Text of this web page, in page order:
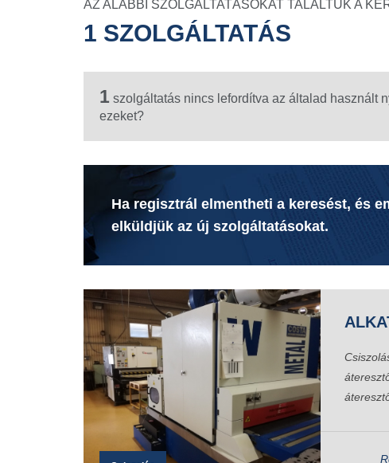
AZ ALÁBBI SZOLGÁLTATÁSOKAT TALÁLTUK A
1 SZOLGÁLTATÁS
1 szolgáltatás nincs lefordítva az általad használt
ezeket?
Ha regisztrál elmentheti a keresést, és
elküldjük az új szolgáltatásokat.